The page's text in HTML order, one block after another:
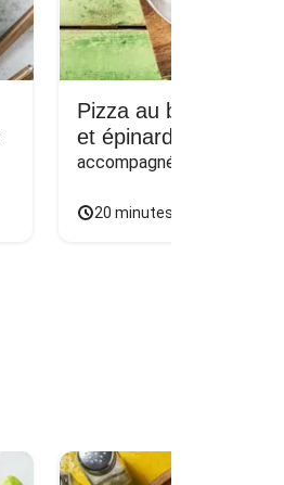
Pizza au bœuf
et épinards sur naan
accompagnée d'une salade
20 minutes